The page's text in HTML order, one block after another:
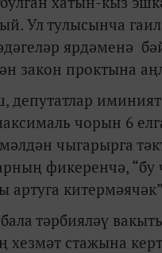
Ул тулысынча
ярдәменә
закон проктына
депутатлар иминият
чорын 6
чыгарырга
фикеренчә, “бу
артуга
тәрбияләү
хезмәт стажына